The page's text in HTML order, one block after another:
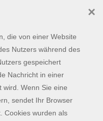
werden.
die von einer Website
Nutzers während des
gespeichert
Nachricht in einer
wird. Wenn Sie eine
sendet Ihr Browser
Cookies wurden als
×